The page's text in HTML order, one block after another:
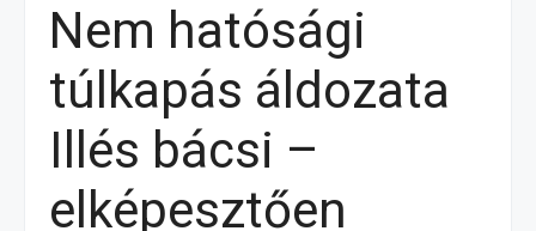
Nem hatósági
túlkapás áldozata
Illés bácsi –
elképesztően